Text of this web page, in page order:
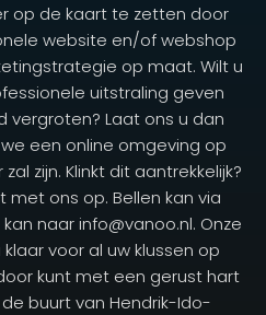
op de kaart te zetten door
website en/of webshop
op maat. Wilt u
uitstraling geven
vergroten? Laat ons u dan
een online omgeving op
zijn. Klinkt dit aantrekkelijk?
ons op. Bellen kan via
naar info@vanoo.nl. Onze
voor al uw klussen op
kunt met een gerust hart
buurt van Hendrik-Ido-